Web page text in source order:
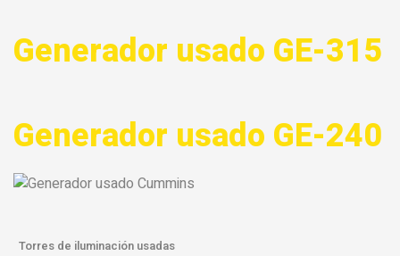
Generador usado GE-315
Generador usado GE-240
Torres de iluminación usadas